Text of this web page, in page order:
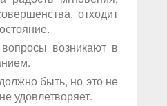
отходит
возникают в
быть, но это не
удовлетворяет.